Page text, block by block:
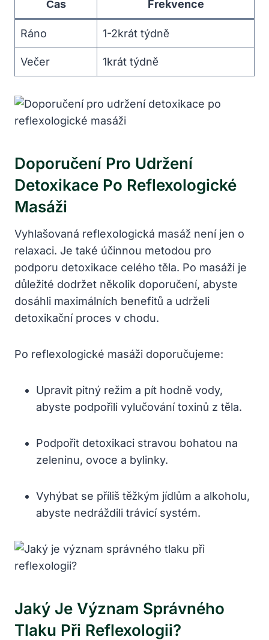
Čas Frekvence
Ráno 1-2krát týdně
Večer 1krát týdně
Doporučení Pro Udržení
Detoxikace Po Reflexologické
Masáži
Vyhlašovaná reflexologická masáž není jen o
relaxaci. Je také účinnou metodou pro
podporu detoxikace celého těla. Po masáži je
důležité dodržet několik doporučení, abyste
dosáhli maximálních benefitů a udrželi
detoxikační proces v chodu.
Po reflexologické masáži doporučujeme:
Upravit pitný režim a pít hodně vody,
abyste podpořili vylučování toxinů z těla.
Podpořit detoxikaci stravou bohatou na
zeleninu, ovoce a bylinky.
Vyhýbat se příliš těžkým jídlům a alkoholu,
abyste nedráždili trávicí systém.
Jaký Je Význam Správného
Tlaku Při Reflexologii?